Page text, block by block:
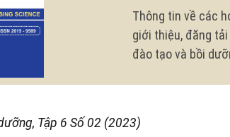
Thông tin về các
giới thiệu, đăng
đào tạo và bồi
Tập 6 Số 02 (2023)